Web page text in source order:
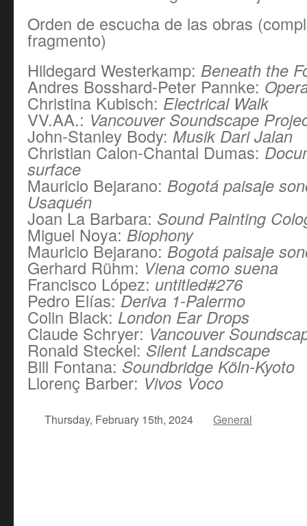
Orden de escucha de las obras
fragmento)
Hildegard Westerkamp: Beneath the
Andres Bosshard-Peter Pannke:
Christina Kubisch: Electrical Walk
VV.AA.: Vancouver Soundscape
John-Stanley Body: Musik Dari Jalan
Christian Calon-Chantal Dumas:
surface
Mauricio Bejarano: Bogotá paisaje
Usaquén
Joan La Barbara: Sound Painting
Miguel Noya: Biophony
Mauricio Bejarano: Bogotá paisaje
Gerhard Rühm: Viena como suena
Francisco López: untitled#276
Pedro Elías:Deriva 1-Palermo
Colin Black: London Ear Drops
Claude Schryer: Vancouver
Ronald Steckel: Silent Landscape
Bill Fontana: Soundbridge Köln-Kyoto
Llorenç Barber: Vivos Voco
Thursday, February 15th, 2024 General